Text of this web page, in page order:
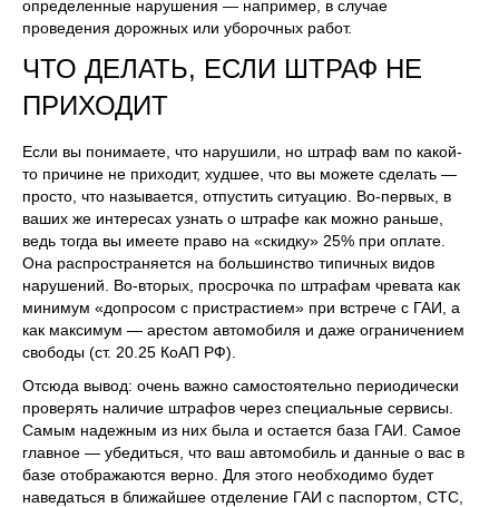
определенные нарушения — например, в случае
проведения дорожных или уборочных работ.
ЧТО ДЕЛАТЬ, ЕСЛИ ШТРАФ НЕ
ПРИХОДИТ
Если вы понимаете, что нарушили, но штраф вам по какой-
то причине не приходит, худшее, что вы можете сделать —
просто, что называется, отпустить ситуацию. Во-первых, в
ваших же интересах узнать о штрафе как можно раньше,
ведь тогда вы имеете право на «скидку» 25% при оплате.
Она распространяется на большинство типичных видов
нарушений. Во-вторых, просрочка по штрафам чревата как
минимум «допросом с пристрастием» при встрече с ГАИ, а
как максимум — арестом автомобиля и даже ограничением
свободы (ст. 20.25 КоАП РФ).
Отсюда вывод: очень важно самостоятельно периодически
проверять наличие штрафов через специальные сервисы.
Самым надежным из них была и остается база ГАИ. Самое
главное — убедиться, что ваш автомобиль и данные о вас в
базе отображаются верно. Для этого необходимо будет
наведаться в ближайшее отделение ГАИ с паспортом, СТС,